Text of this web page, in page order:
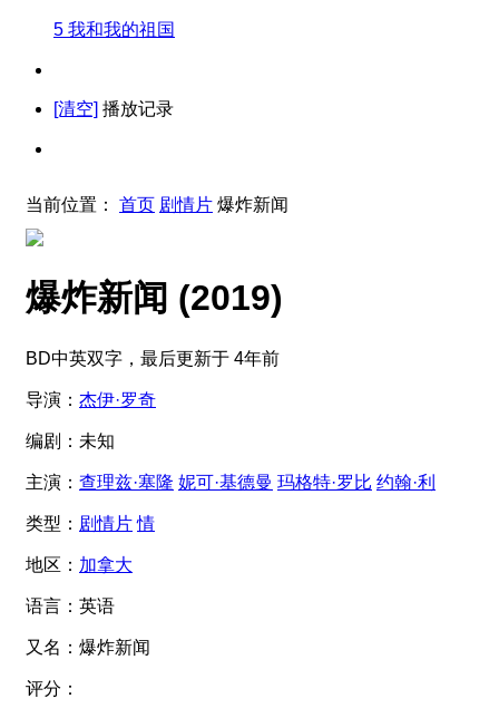
5 我和我的祖国
[清空] 播放记录
当前位置： 首页 剧情片 爆炸新闻
爆炸新闻 (2019)
BD中英双字，最后更新于 4年前
导演： 杰伊·罗奇
编剧： 未知
主演： 查理兹·塞隆 妮可·基德曼 玛格特·罗比 约翰·利
类型： 剧情片 情
地区： 加拿大
语言： 英语
又名： 爆炸新闻
评分：